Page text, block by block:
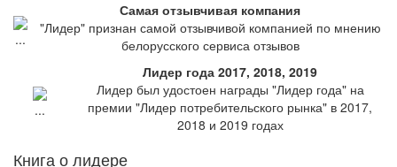
Самая отзывчивая компания
"Лидер" признан самой отзывчивой компанией по мнению
белорусского сервиса отзывов
Лидер года 2017, 2018, 2019
Лидер был удостоен награды "Лидер года" на
премии "Лидер потребительского рынка" в 2017,
2018 и 2019 годах
Книга о лидере